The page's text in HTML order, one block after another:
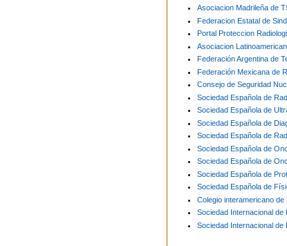
Asociacion Madrileña de
Federacion Estatal de
Portal Proteccion
Asociacion
Federación Argentina de
Federación Mexicana de
Consejo de Seguridad
Sociedad Española de
Sociedad Española de
Sociedad Española de
Sociedad Española de
Sociedad Española de
Sociedad Española de
Sociedad Española de
Sociedad Española de
Colegio interamericano de
Sociedad Internacional
Sociedad Internacional de